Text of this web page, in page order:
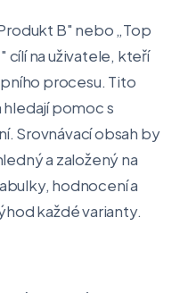
B" nebo „Top
cílí na uživatele, kteří
procesu. Tito
hledají pomoc s
Srovnávací obsah by
a založený na
hodnocení a
každé varianty.